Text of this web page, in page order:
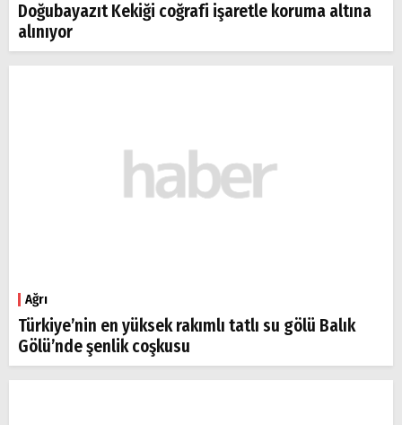
Doğubayazıt Kekiği coğrafi işaretle koruma altına
alınıyor
Ağrı
Türkiye’nin en yüksek rakımlı tatlı su gölü Balık
Gölü’nde şenlik coşkusu